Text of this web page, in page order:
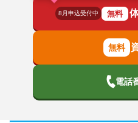
8月申込受付中 無料
電話